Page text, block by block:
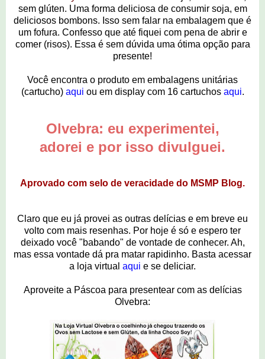
sem glúten. Uma forma deliciosa de consumir soja, em
deliciosos bombons. Isso sem falar na embalagem que é
um fofura. Confesso que até fiquei com pena de abrir e
comer (risos). Essa é sem dúvida uma ótima opção para
presente!
Você encontra o produto em embalagens unitárias
(cartucho) aqui ou em display com 16 cartuchos aqui.
Olvebra: eu experimentei,
adorei e por isso divulguei.
Aprovado com selo de veracidade do MSMP Blog.
Claro que eu já provei as outras delícias e em breve eu
volto com mais resenhas. Por hoje é só e espero ter
deixado você "babando" de vontade de conhecer. Ah,
mas essa vontade dá pra matar rapidinho. Basta acessar
a loja virtual aqui e se deliciar.
Aproveite a Páscoa para presentear com as delícias
Olvebra: